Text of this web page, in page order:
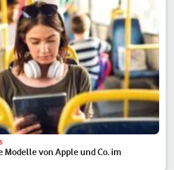
Modelle von Apple und Co. im